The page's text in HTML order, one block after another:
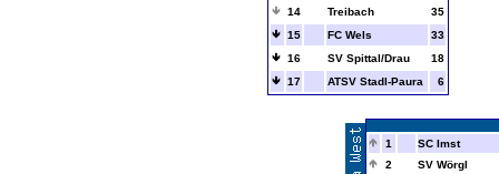
14
Treibach
35
15
FC Wels
33
16
SV Spittal/Drau
18
17
ATSV Stadl-Paura 6
1
SC Imst
2
SV Wörgl